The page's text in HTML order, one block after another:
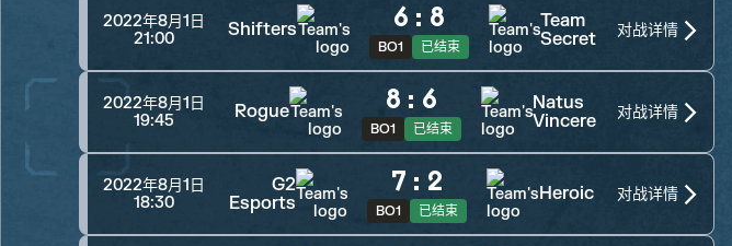
2022年8月1日
21:00
Shifters 6 : 8
BO1 已结束
Team
Secret
对战详情
2022年8月1日
19:45
Rogue 8 : 6
BO1 已结束
Natus
Vincere
对战详情
2022年8月1日
18:30
G2
Esports
7 : 2
BO1 已结束
Heroic 对战详情